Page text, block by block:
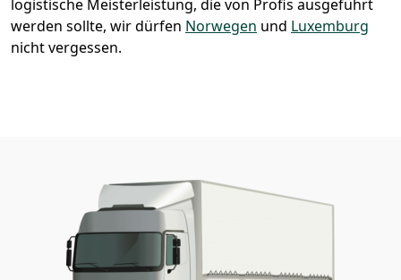
logistische Meisterleistung, die von Profis ausgeführt
werden sollte, wir dürfen Norwegen und Luxemburg
nicht vergessen.